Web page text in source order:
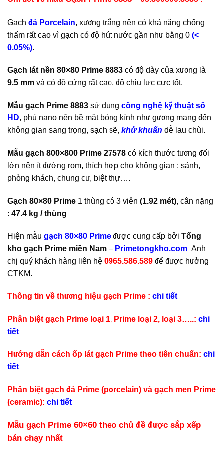
Gạch đá Porcelain, xương trắng nên có khả năng chống
thấm rất cao vì gạch có độ hút nước gần như bằng 0 (<
0.05%).
Gạch lát nền 80×80 Prime 8883 có độ dày của xương là
9.5 mm và có độ cứng rất cao, độ chịu lực cực tốt.
Mẫu gạch Prime 8883 sử dụng công nghệ kỹ thuật số
HD, phủ nano nên bề mặt bóng kính như gương mang đến
không gian sang trọng, sạch sẽ, khử khuẩn dễ lau chùi.
Mẫu gạch 800×800 Prime 27578 có kích thước tương đối
lớn nên ít đường rom, thích hợp cho không gian : sảnh,
phòng khách, chung cư, biệt thự….
Gạch 80×80 Prime 1 thùng có 3 viên (1.92 mét), cân nặng
: 47.4 kg / thùng
Hiện mẫu gạch 80×80 Prime được cung cấp bởi Tổng
kho gạch Prime miền Nam – Primetongkho.com Anh
chị quý khách hàng liên hệ 0965.586.589 để được hưởng
CTKM.
Thông tin về thương hiệu gạch Prime : chi tiết
Phân biệt gạch Prime loại 1, Prime loại 2, loại 3…..: chi
tiết
Hướng dẫn cách ốp lát gạch Prime theo tiên chuẩn: chi
tiết
Phân biệt gạch đá Prime (porcelain) và gạch men Prime
(ceramic): chi tiết
Mẫu gạch Prime 60×60 theo chủ đề được sắp xếp
bán chạy nhất